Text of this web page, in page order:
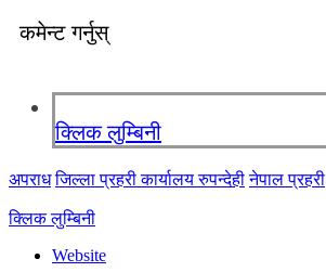
कमेन्ट गर्नुस्
क्लिक लुम्बिनी
अपराध जिल्ला प्रहरी कार्यालय रुपन्देही नेपाल प्रहरी
क्लिक लुम्बिनी
Website